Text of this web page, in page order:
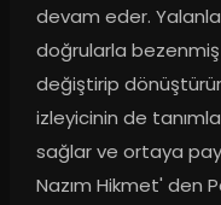
devam eder.
doğrularla bezenmiş
değiştirip
izleyicinin de
sağlar ve ortaya
Nazım Hikmet' den